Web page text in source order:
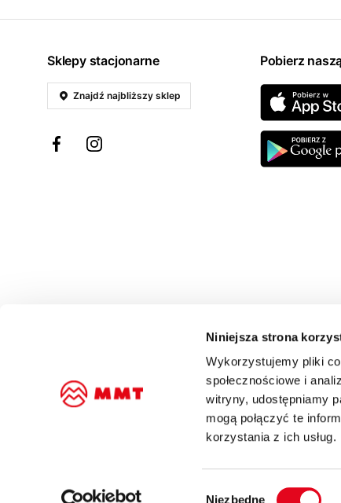
Niniejsza strona
Wykorzystujemy pliki
społecznościowe i
witryny, udostępniamy
mogą połączyć te
korzystania z ich usług.
Niezbędne
Sklepy stacjonarne
Znajdź najbliższy sklep
Pobierz